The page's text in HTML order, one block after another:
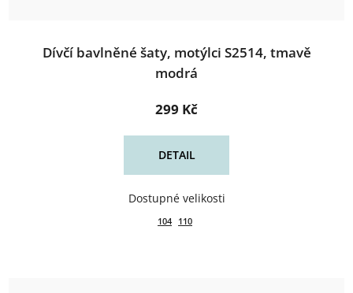
Dívčí bavlněné šaty, motýlci S2514, tmavě
modrá
299 Kč
DETAIL
104 110